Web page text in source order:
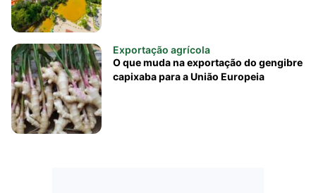
Exportação agrícola
O que muda na exportação do gengibre
capixaba para a União Europeia